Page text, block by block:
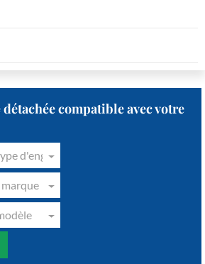
compatible avec votre
d'engin